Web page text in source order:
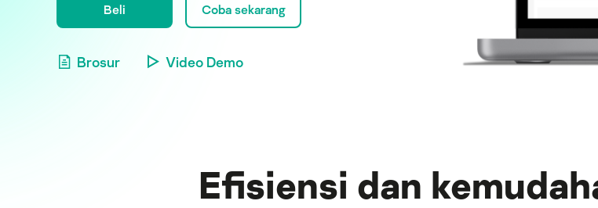
Beli Coba sekarang
Brosur Video Demo
Efisiensi dan